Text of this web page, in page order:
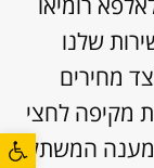
פתח
שלנו
מחירים
מקיפה לחצי
המשתלם